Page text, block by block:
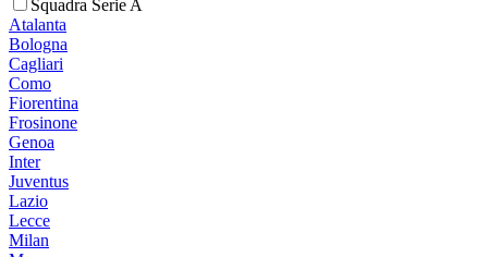
Squadra Serie A
Atalanta
Bologna
Cagliari
Como
Fiorentina
Frosinone
Genoa
Inter
Juventus
Lazio
Lecce
Milan